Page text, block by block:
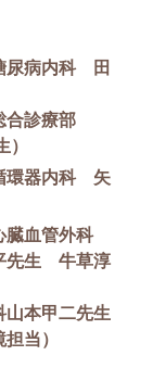
尿病内科 田
合診療部
環器内科 矢
臓血管外科
先生 牛草淳
本甲二先生
担当）